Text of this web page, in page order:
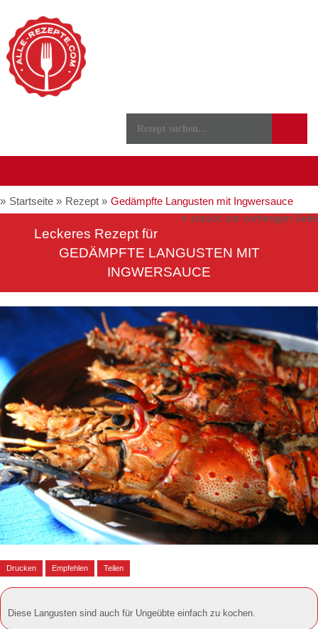
Startseite Rezept
Gedämpfte Langusten mit Ingwersauce
zurück zur vorherigen Seite
Leckeres Rezept für
GEDÄMPFTE LANGUSTEN MIT
INGWERSAUCE
Drucken Empfehlen Teilen
Diese Langusten sind auch für Ungeübte einfach zu kochen.